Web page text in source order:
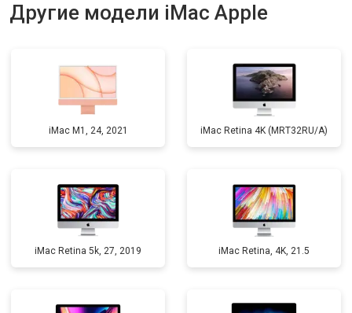
Другие модели iMac Apple
iMac M1, 24, 2021 iMac Retina 4K (MRT32RU/A)
iMac Retina 5k, 27, 2019 iMac Retina, 4K, 21.5